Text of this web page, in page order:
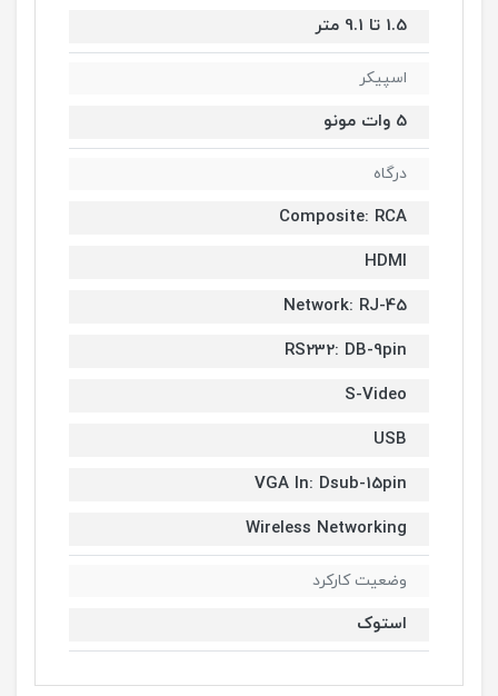
1.5 تا 9.1 متر
اسپیکر
5 وات مونو
درگاه
Composite: RCA
HDMI
Network: RJ-45
RS232: DB-9pin
S-Video
USB
VGA In: Dsub-15pin
Wireless Networking
وضعیت کارکرد
استوک